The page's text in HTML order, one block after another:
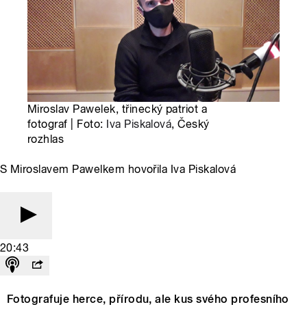
Miroslav Pawelek, třinecký patriot a
fotograf | Foto: Iva Piskalová, Český
rozhlas
S Miroslavem Pawelkem hovořila Iva Piskalová
20:43
Fotografuje herce, přírodu, ale kus svého profesního